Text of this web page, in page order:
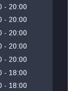
20:00
20:00
20:00
20:00
20:00
18:00
18:00